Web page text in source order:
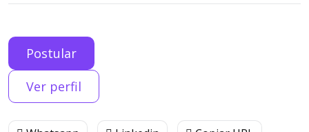
Postular
Ver perfil